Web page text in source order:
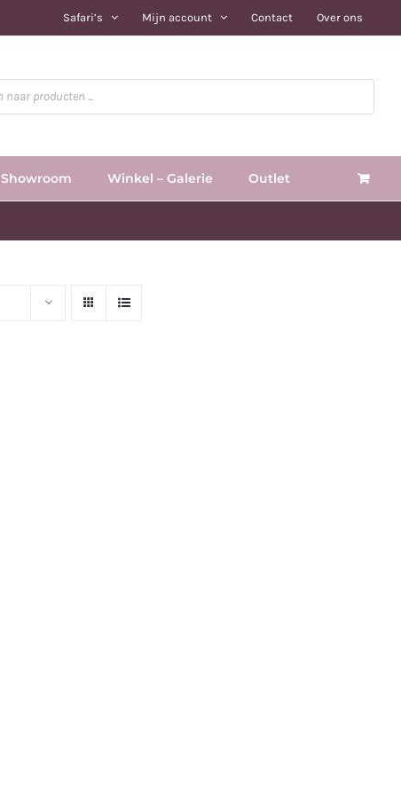
Safari’s Mijn account Contact Over ons
Showroom Winkel – Galerie Outlet